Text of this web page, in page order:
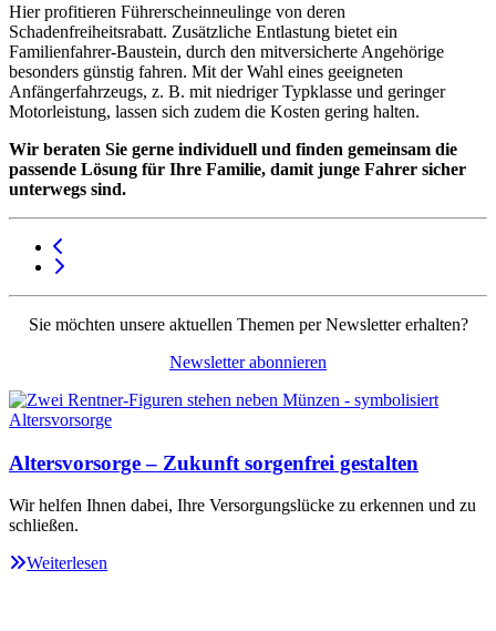
Hier profitieren Führerscheinneulinge von deren
Schadenfreiheitsrabatt. Zusätzliche Entlastung bietet ein
Familienfahrer-Baustein, durch den mitversicherte Angehörige
besonders günstig fahren. Mit der Wahl eines geeigneten
Anfängerfahrzeugs, z. B. mit niedriger Typklasse und geringer
Motorleistung, lassen sich zudem die Kosten gering halten.
Wir beraten Sie gerne individuell und finden gemeinsam die
passende Lösung für Ihre Familie, damit junge Fahrer sicher
unterwegs sind.
Sie möchten unsere aktuellen Themen per Newsletter erhalten?
Newsletter abonnieren
Altersvorsorge – Zukunft sorgenfrei gestalten
Wir helfen Ihnen dabei, Ihre Versorgungslücke zu erkennen und zu
schließen.
Weiterlesen